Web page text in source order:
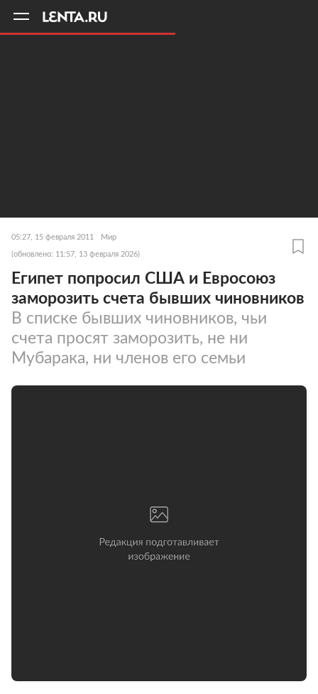
05:27, 15 февраля 2011 Мир
(обновлено: 11:57, 13 февраля 2026)
Египет попросил США и Евросоюз
заморозить счета бывших чиновников
В списке бывших чиновников, чьи
счета просят заморозить, не ни
Мубарака, ни членов его семьи